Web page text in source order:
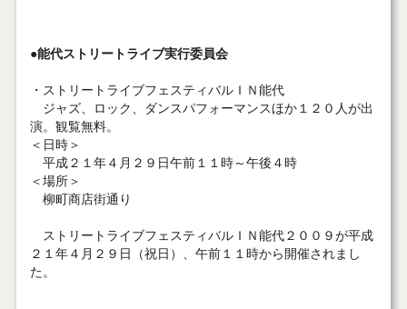
●能代ストリートライブ実行委員会
・ストリートライブフェスティバルＩＮ能代
ジャズ、ロック、ダンスパフォーマンスほか１２０人が出
演。観覧無料。
＜日時＞
平成２１年４月２９日午前１１時～午後４時
＜場所＞
柳町商店街通り
ストリートライブフェスティバルＩＮ能代２００９が平成
２１年４月２９日（祝日）、午前１１時から開催されまし
た。